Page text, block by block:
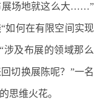
展场地就这么大……”
如何在有限空间实现
涉及布展的领域那么
切换展陈呢？”一名
思维火花。